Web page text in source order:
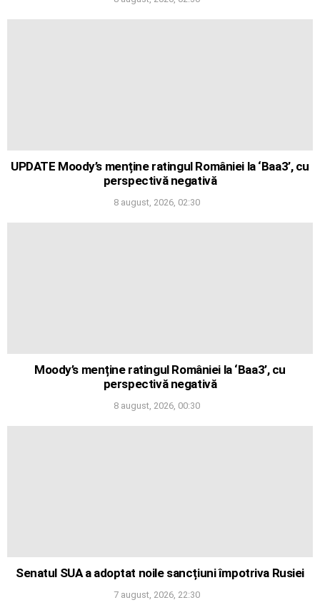
UPDATE Moody’s menține ratingul României la ‘Baa3’, cu
perspectivă negativă
8 august, 2026, 02:30
Moody’s menține ratingul României la ‘Baa3’, cu
perspectivă negativă
8 august, 2026, 00:30
Senatul SUA a adoptat noile sancțiuni împotriva Rusiei
7 august, 2026, 22:30